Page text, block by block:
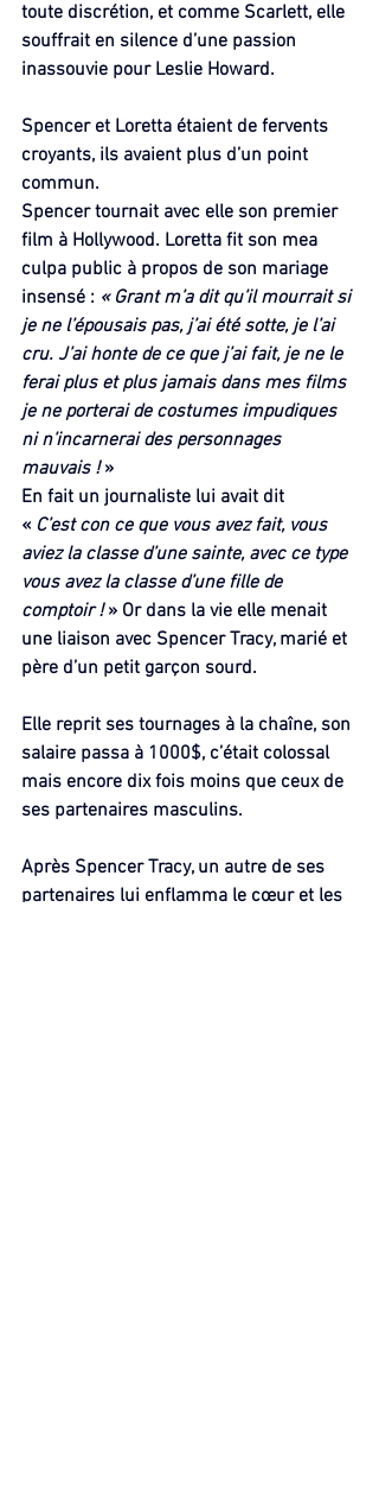
toute discrétion, et comme Scarlett, elle
souffrait en silence d’une passion
inassouvie pour Leslie Howard.
Spencer et Loretta étaient de fervents
croyants, ils avaient plus d’un point
commun.
Spencer tournait avec elle son premier
film à Hollywood. Loretta fit son mea
culpa public à propos de son mariage
insensé : « Grant m’a dit qu’il mourrait si
je ne l’épousais pas, j’ai été sotte, je l’ai
cru. J’ai honte de ce que j’ai fait, je ne le
ferai plus et plus jamais dans mes films
je ne porterai de costumes impudiques
ni n’incarnerai des personnages
mauvais ! »
En fait un journaliste lui avait dit
« C’est con ce que vous avez fait, vous
aviez la classe d’une sainte, avec ce type
vous avez la classe d’une fille de
comptoir ! » Or dans la vie elle menait
une liaison avec Spencer Tracy, marié et
père d’un petit garçon sourd.
Elle reprit ses tournages à la chaîne, son
salaire passa à 1000$, c’était colossal
mais encore dix fois moins que ceux de
ses partenaires masculins.
Après Spencer Tracy, un autre de ses
partenaires lui enflamma le cœur et les